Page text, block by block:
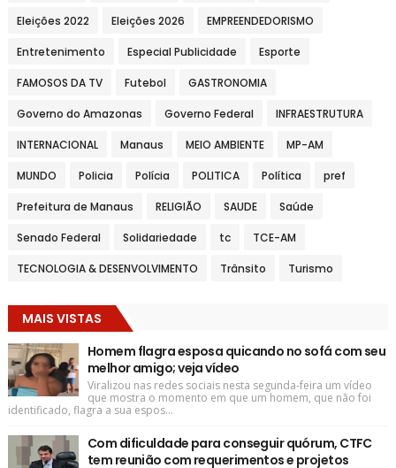
Eleições 2022 Eleições 2026 EMPREENDEDORISMO
Entretenimento Especial Publicidade Esporte
FAMOSOS DA TV Futebol GASTRONOMIA
Governo do Amazonas Governo Federal INFRAESTRUTURA
INTERNACIONAL Manaus MEIO AMBIENTE MP-AM
MUNDO Policia Polícia POLITICA Política pref
Prefeitura de Manaus RELIGIÃO SAUDE Saúde
Senado Federal Solidariedade tc TCE-AM
TECNOLOGIA & DESENVOLVIMENTO Trânsito Turismo
MAIS VISTAS
Homem flagra esposa quicando no sofá com seu
melhor amigo; veja vídeo
Viralizou nas redes sociais nesta segunda-feira um vídeo
que mostra o momento em que um homem, que não foi
identificado, flagra a sua espos...
Com dificuldade para conseguir quórum, CTFC
tem reunião com requerimentos e projetos